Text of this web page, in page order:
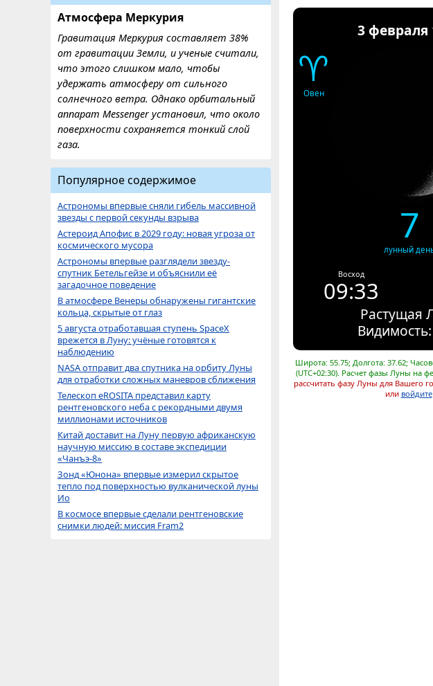
3 февраля
♈
Овен
7
лунный
Восход
09:33
Растущая
Широта: 55.75; Долгота: 37.62;
(UTC+02:30). Расчет фазы Луны на
рассчитать фазу Луны для Вашего
или войдите.
Атмосфера Меркурия
Гравитация Меркурия составляет 38%
от гравитации Земли, и ученые считали,
что этого слишком мало, чтобы
удержать атмосферу от сильного
солнечного ветра. Однако орбитальный
аппарат Messenger установил, что около
поверхности сохраняется тонкий слой
газа.
Популярное содержимое
Астрономы впервые сняли гибель массивной
звезды с первой секунды взрыва
Астероид Апофис в 2029 году: новая угроза от
космического мусора
Астрономы впервые разглядели звезду-
спутник Бетельгейзе и объяснили её
загадочное поведение
В атмосфере Венеры обнаружены гигантские
кольца, скрытые от глаз
5 августа отработавшая ступень SpaceX
врежется в Луну: учёные готовятся к
наблюдению
NASA отправит два спутника на орбиту Луны
для отработки сложных маневров сближения
Телескоп eROSITA представил карту
рентгеновского неба с рекордными двумя
миллионами источников
Китай доставит на Луну первую африканскую
научную миссию в составе экспедиции
«Чанъэ-8»
Зонд «Юнона» впервые измерил скрытое
тепло под поверхностью вулканической луны
Ио
В космосе впервые сделали рентгеновские
снимки людей: миссия Fram2